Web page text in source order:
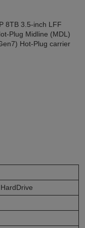
8TB 3.5-inch LFF
Plug Midline (MDL)
Hot-Plug carrier